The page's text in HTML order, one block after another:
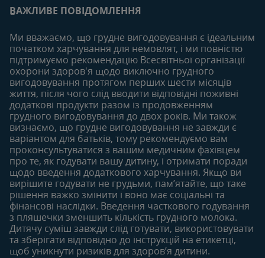
Особистий кабінет
Придбати
Наші бренди
Безкоштовні тестування
Статті
Статті
6-12 місяців
Статті
Продукти
12-18 місяців
Статті
Продукти
18-24 місяців
Статті
Продукти
ВАЖЛИВЕ ПОВІДОМЛЕННЯ
Ми вважаємо, що грудне вигодовування є ідеальним
початком харчування для немовлят, і ми повністю
підтримуємо рекомендацію Всесвітньої організації
охорони здоров'я щодо виключно грудного
вигодовування протягом перших шести місяців
життя, після чого слід вводити відповідні поживні
додаткові продукти разом із продовженням
грудного вигодовування до двох років. Ми також
визнаємо, що грудне вигодовування не завжди є
варіантом для батьків, тому рекомендуємо вам
проконсультуватися з вашим медичним фахівцем
про те, як годувати вашу дитину, і отримати поради
щодо введення додаткового харчування. Якщо ви
вирішите годувати не грудьми, пам’ятайте, що таке
рішення важко змінити і воно має соціальні та
фінансові наслідки. Введення часткового годування
з пляшечки зменшить кількість грудного молока.
Дитячу суміш завжди слід готувати, використовувати
та зберігати відповідно до інструкцій на етикетці,
щоб уникнути ризиків для здоров’я дитини.